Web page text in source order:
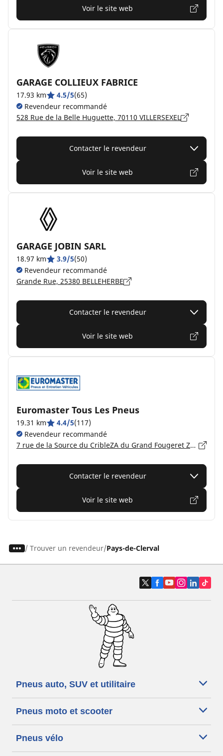
Voir le site web
GARAGE COLLIEUX FABRICE
17.93 km 4.5/5(65)
Revendeur recommandé
528 Rue de la Belle Huguette, 70110 VILLERSEXEL
Contacter le revendeur
Voir le site web
GARAGE JOBIN SARL
18.97 km 3.9/5(50)
Revendeur recommandé
Grande Rue, 25380 BELLEHERBE
Contacter le revendeur
Voir le site web
Euromaster Tous Les Pneus
19.31 km 4.4/5(117)
Revendeur recommandé
7 rue de la Source du CribleZA du Grand Fougeret ZA du Grand Fougeret, 70110 VILLERSEXEL
Contacter le revendeur
Voir le site web
/ Trouver un revendeur Pays-de-Clerval
Pneus auto, SUV et utilitaire
Pneus moto et scooter
Pneus vélo